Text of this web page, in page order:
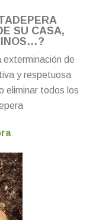
SU CASA,
exterminación de
y respetuosa
eliminar todos los